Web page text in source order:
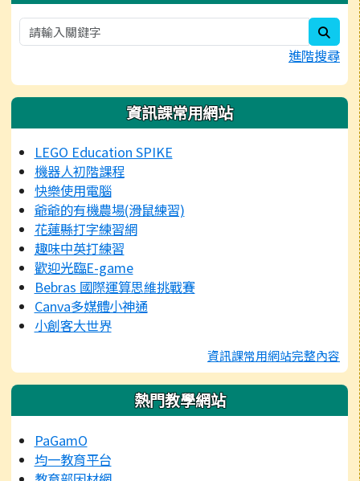
進階搜尋
資訊課常用網站
LEGO Education SPIKE
機器人初階課程
快樂使用電腦
爺爺的有機農場(滑鼠練習)
花蓮縣打字練習網
趣味中英打練習
歡迎光臨E-game
Bebras 國際運算思維挑戰賽
Canva多媒體小神通
小創客大世界
資訊課常用網站完整內容
熱門教學網站
PaGamO
均一教育平台